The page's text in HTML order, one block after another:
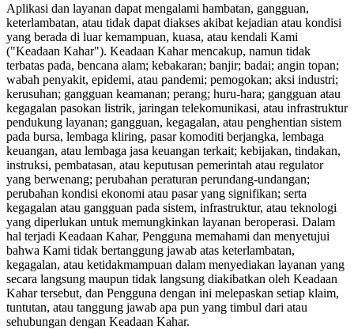
Aplikasi dan layanan dapat mengalami hambatan, gangguan,
keterlambatan, atau tidak dapat diakses akibat kejadian atau kondisi
yang berada di luar kemampuan, kuasa, atau kendali Kami
("Keadaan Kahar"). Keadaan Kahar mencakup, namun tidak
terbatas pada, bencana alam; kebakaran; banjir; badai; angin topan;
wabah penyakit, epidemi, atau pandemi; pemogokan; aksi industri;
kerusuhan; gangguan keamanan; perang; huru-hara; gangguan atau
kegagalan pasokan listrik, jaringan telekomunikasi, atau infrastruktur
pendukung layanan; gangguan, kegagalan, atau penghentian sistem
pada bursa, lembaga kliring, pasar komoditi berjangka, lembaga
keuangan, atau lembaga jasa keuangan terkait; kebijakan, tindakan,
instruksi, pembatasan, atau keputusan pemerintah atau regulator
yang berwenang; perubahan peraturan perundang-undangan;
perubahan kondisi ekonomi atau pasar yang signifikan; serta
kegagalan atau gangguan pada sistem, infrastruktur, atau teknologi
yang diperlukan untuk memungkinkan layanan beroperasi. Dalam
hal terjadi Keadaan Kahar, Pengguna memahami dan menyetujui
bahwa Kami tidak bertanggung jawab atas keterlambatan,
kegagalan, atau ketidakmampuan dalam menyediakan layanan yang
secara langsung maupun tidak langsung diakibatkan oleh Keadaan
Kahar tersebut, dan Pengguna dengan ini melepaskan setiap klaim,
tuntutan, atau tanggung jawab apa pun yang timbul dari atau
sehubungan dengan Keadaan Kahar.